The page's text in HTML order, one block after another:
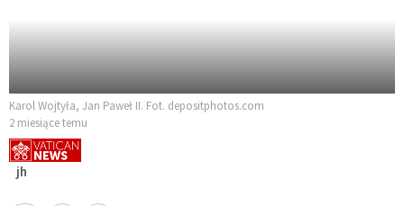
Karol Wojtyła, Jan Paweł II. Fot. depositphotos.com
2 miesiące temu
jh